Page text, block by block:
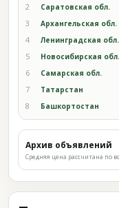
2 Саратовская обл.
3 Архангельская обл.
4 Ленинградская обл.
5 Новосибирская обл.
6 Самарская обл.
7 Татарстан
8 Башкортостан
Архив объявлений
Средняя цена рассчитана по